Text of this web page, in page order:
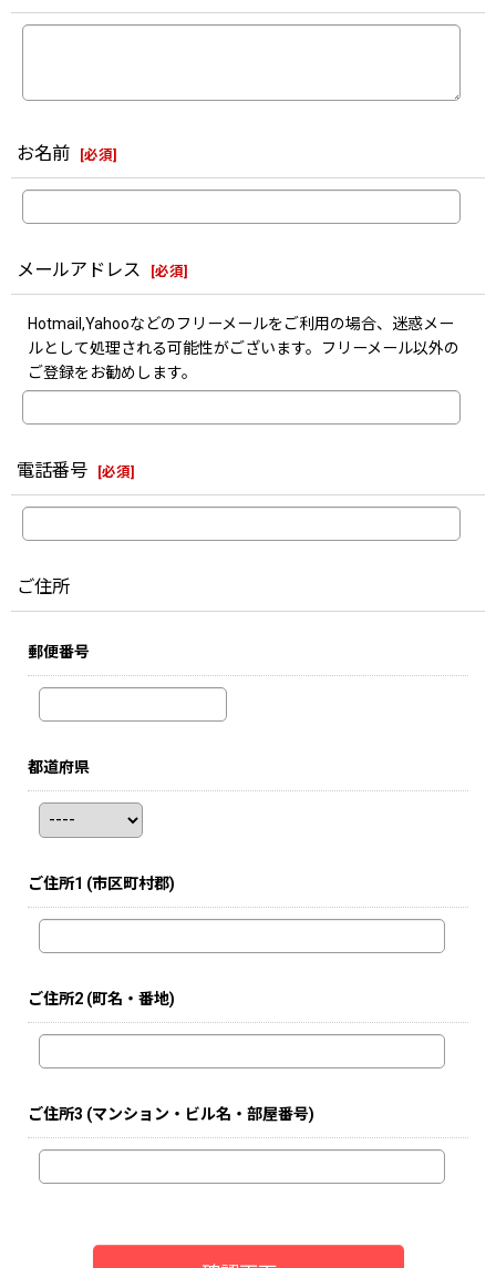
お名前 [必須]
メールアドレス [必須]
Hotmail,Yahooなどのフリーメールをご利用の場合、迷惑メー
ルとして処理される可能性がございます。フリーメール以外の
ご登録をお勧めします。
電話番号 [必須]
ご住所
郵便番号
都道府県
ご住所1 (市区町村郡)
ご住所2 (町名・番地)
ご住所3 (マンション・ビル名・部屋番号)